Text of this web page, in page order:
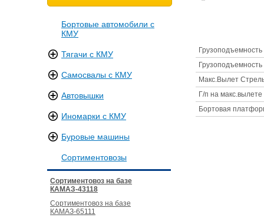
Бортовые автомобили с
КМУ
Тягачи с КМУ
Самосвалы с КМУ
Автовышки
Иномарки с КМУ
Буровые машины
Сортиментовозы
Сортиментовоз на базе
КАМАЗ-43118
Сортиментовоз на базе
КАМАЗ-65111
Макс.Вылет
Г/п на макс.вылете
Бортовая